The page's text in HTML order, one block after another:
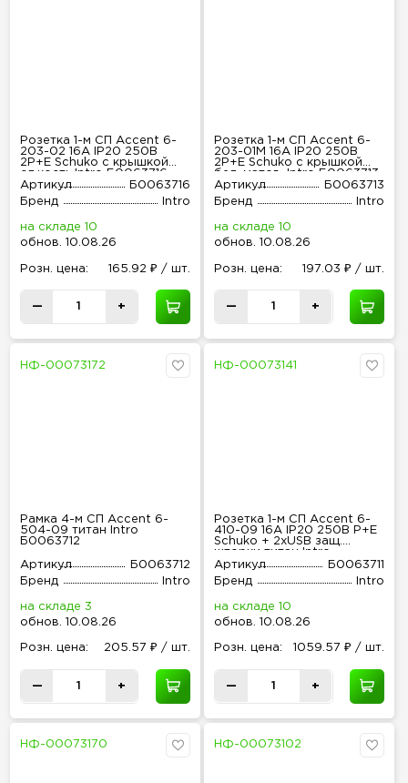
Розетка 1-м СП Accent 6-
203-02 16А IP20 250В
2P+E Schuko с крышкой
сл.кость Intro Б0063716
Артикул
Б0063716
Бренд
Intro
на складе 10
обнов. 10.08.26
Розн цена: 165.92 ₽ / шт.
— +
Розетка 1-м СП Accent 6-
203-01М 16А IP20 250В
2P+E Schuko с крышкой
бел. матов. Intro Б0063713
Артикул
Б0063713
Бренд
Intro
на складе 10
обнов. 10.08.26
Розн цена: 197.03 ₽ / шт.
— +
НФ-00073172
Рамка 4-м СП Accent 6-
504-09 титан Intro
Б0063712
Артикул
Б0063712
Бренд
Intro
на складе 3
обнов. 10.08.26
Розн. цена: 205.57 ₽ / шт.
— +
НФ-00073141
Розетка 1-м СП Accent 6-
410-09 16А IP20 250В P+E
Schuko + 2хUSB защ.
шторки титан Intro
Б0063711
Артикул
Б0063711
Бренд
Intro
на складе 10
обнов. 10.08.26
Розн. цена: 1059.57 ₽ / шт.
— +
НФ-00073170 НФ-00073102